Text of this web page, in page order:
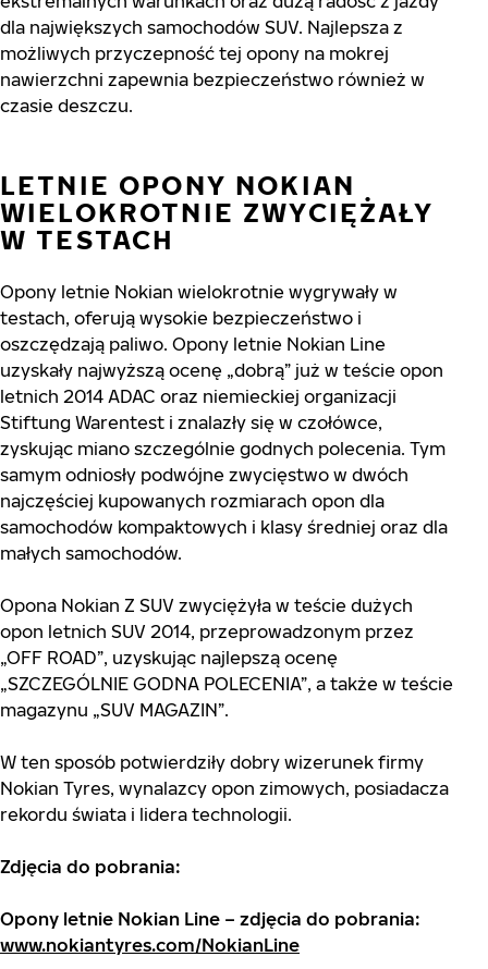
dla największych samochodów SUV. Najlepsza z
możliwych przyczepność tej opony na mokrej
nawierzchni zapewnia bezpieczeństwo również w
czasie deszczu.
LETNIE OPONY NOKIAN
WIELOKROTNIE ZWYCIĘŻAŁY
W TESTACH
Opony letnie Nokian wielokrotnie wygrywały w
testach, oferują wysokie bezpieczeństwo i
oszczędzają paliwo. Opony letnie Nokian Line
uzyskały najwyższą ocenę „dobrą” już w teście opon
letnich 2014 ADAC oraz niemieckiej organizacji
Stiftung Warentest i znalazły się w czołówce,
zyskując miano szczególnie godnych polecenia. Tym
samym odniosły podwójne zwycięstwo w dwóch
najczęściej kupowanych rozmiarach opon dla
samochodów kompaktowych i klasy średniej oraz dla
małych samochodów.
Opona Nokian Z SUV zwyciężyła w teście dużych
opon letnich SUV 2014, przeprowadzonym przez
„OFF ROAD”, uzyskując najlepszą ocenę
„SZCZEGÓLNIE GODNA POLECENIA”, a także w teście
magazynu „SUV MAGAZIN”.
W ten sposób potwierdziły dobry wizerunek firmy
Nokian Tyres, wynalazcy opon zimowych, posiadacza
rekordu świata i lidera technologii.
Zdjęcia do pobrania:
Opony letnie Nokian Line – zdjęcia do pobrania:
www.nokiantyres.com/NokianLine